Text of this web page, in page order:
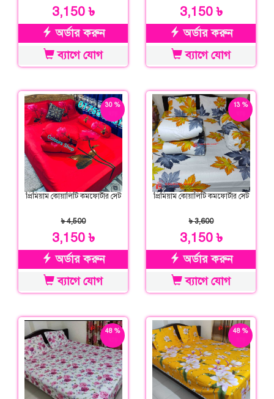
3,150 ৳
অর্ডার করুন
ব্যাগে যোগ
3,150 ৳
অর্ডার করুন
ব্যাগে যোগ
30 %
প্রিমিয়াম কোয়ালিটি কমফোর্টার সেট
৳ 4,500
3,150 ৳
অর্ডার করুন
ব্যাগে যোগ
13 %
প্রিমিয়াম কোয়ালিটি কমফোর্টার সেট
৳ 3,600
3,150 ৳
অর্ডার করুন
ব্যাগে যোগ
48 %
48 %